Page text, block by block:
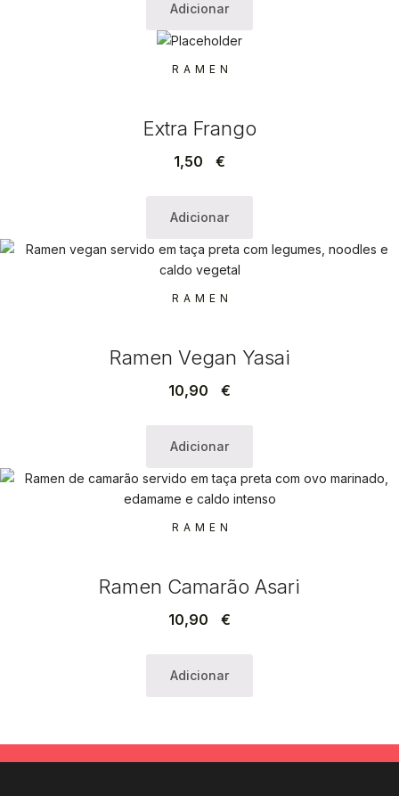
Adicionar
RAMEN
Extra Frango
1,50 €
Adicionar
RAMEN
Ramen Vegan Yasai
10,90 €
Adicionar
RAMEN
Ramen Camarão Asari
10,90 €
Adicionar